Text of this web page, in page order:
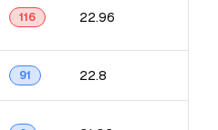
116 22.96
91 22.8